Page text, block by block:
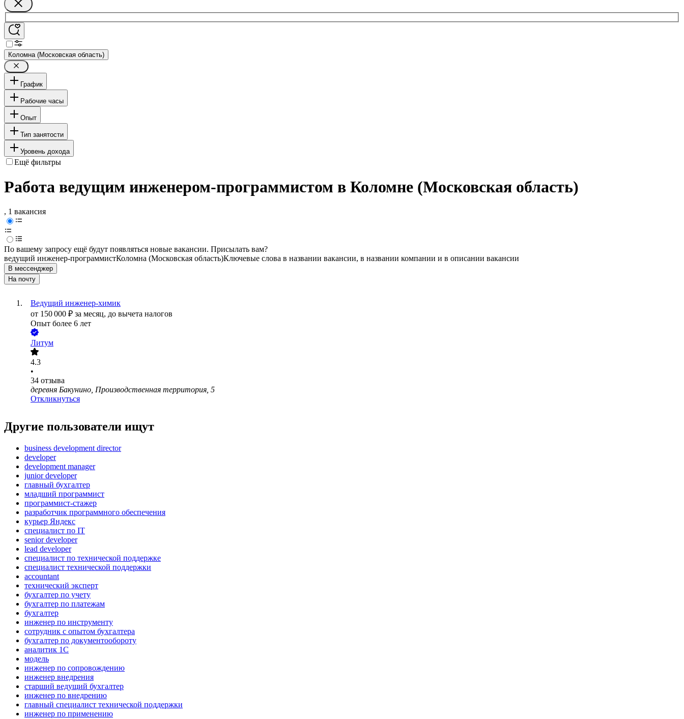
Коломна (Московская область)
График
Рабочие часы
Опыт
Тип занятости
Уровень дохода
Ещё фильтры
Работа ведущим инженером-программистом в Коломне (Московская область)
, 1 вакансия
По вашему запросу ещё будут появляться новые вакансии. Присылать вам?
ведущий инженер-программистКоломна (Московская область)Ключевые слова в названии вакансии, в названии компании и в описании вакансии
В мессенджер
На почту
Ведущий инженер-химик
от 150 000 ₽ за месяц, до вычета налогов
Опыт более 6 лет
Литум
4.3
•
34 отзыва
деревня Бакунино, Производственная территория, 5
Откликнуться
Другие пользователи ищут
business development director
developer
development manager
junior developer
главный бухгалтер
младший программист
программист-стажер
разработчик программного обеспечения
курьер Яндекс
специалист по IT
senior developer
lead developer
специалист по технической поддержке
специалист технической поддержки
accountant
технический эксперт
бухгалтер по учету
бухгалтер по платежам
бухгалтер
инженер по инструменту
сотрудник с опытом бухгалтера
бухгалтер по документообороту
аналитик 1C
модель
инженер по сопровождению
инженер внедрения
старший ведущий бухгалтер
инженер по внедрению
главный специалист технической поддержки
инженер по применению